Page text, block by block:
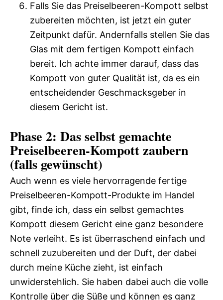
Falls Sie das Preiselbeeren-Kompott selbst
zubereiten möchten, ist jetzt ein guter
Zeitpunkt dafür. Andernfalls stellen Sie das
Glas mit dem fertigen Kompott einfach
bereit. Ich achte immer darauf, dass das
Kompott von guter Qualität ist, da es ein
entscheidender Geschmacksgeber in
diesem Gericht ist.
Phase 2: Das selbst gemachte
Preiselbeeren-Kompott zaubern
(falls gewünscht)
Auch wenn es viele hervorragende fertige
Preiselbeeren-Kompott-Produkte im Handel
gibt, finde ich, dass ein selbst gemachtes
Kompott diesem Gericht eine ganz besondere
Note verleiht. Es ist überraschend einfach und
schnell zuzubereiten und der Duft, der dabei
durch meine Küche zieht, ist einfach
unwiderstehlich. Sie haben dabei auch die volle
Kontrolle über die Süße und können es ganz